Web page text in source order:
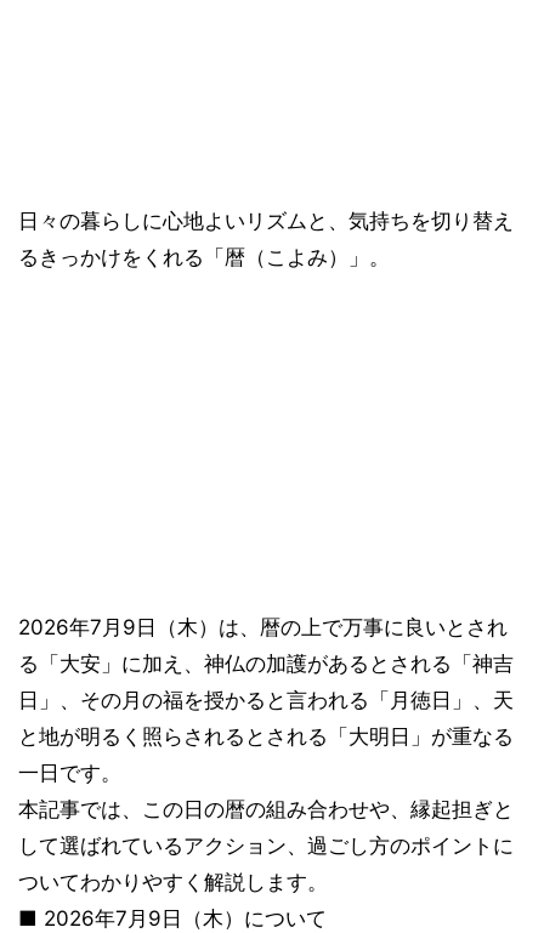
日々の暮らしに心地よいリズムと、気持ちを切り替え
るきっかけをくれる「暦（こよみ）」。
2026年7月9日（木）は、暦の上で万事に良いとされ
る「大安」に加え、神仏の加護があるとされる「神吉
日」、その月の福を授かると言われる「月徳日」、天
と地が明るく照らされるとされる「大明日」が重なる
一日です。
本記事では、この日の暦の組み合わせや、縁起担ぎと
して選ばれているアクション、過ごし方のポイントに
ついてわかりやすく解説します。
■ 2026年7月9日（木）について